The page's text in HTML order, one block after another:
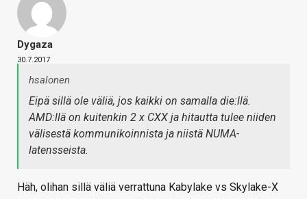
Dygaza
30.7.2017
hsalonen
Eipä sillä ole väliä, jos kaikki on samalla die:llä.
AMD:llä on kuitenkin 2 x CXX ja hitautta tulee niiden
välisestä kommunikoinnista ja niistä NUMA-
latensseista.
Häh, olihan sillä väliä verrattuna Kabylake vs Skylake-X